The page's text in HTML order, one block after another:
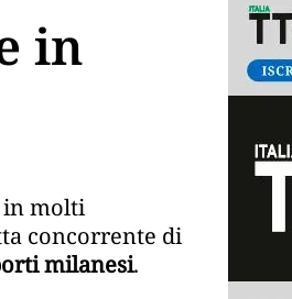
in
in molti
concorrente di
milanesi.